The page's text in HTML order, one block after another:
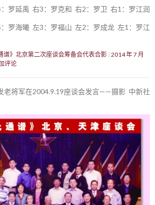
罗延禹 右3：罗克和 右2：罗卫 右1：罗江润
罗海曦 左3：罗福山 左2：罗成龙 左1：罗江
谱》北京第二次座谈会筹备会代表合影 2014 年 7 月
评论
老将军在2004.9.19座谈会发言——摄影 中新社